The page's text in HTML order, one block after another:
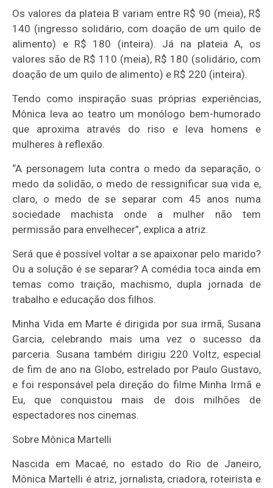
Os valores da plateia B variam entre R$ 90 (meia), R$
140 (ingresso solidário, com doação de um quilo de
alimento) e R$ 180 (inteira). Já na plateia A, os
valores são de R$ 110 (meia), R$ 180 (solidário, com
doação de um quilo de alimento) e R$ 220 (inteira).
Tendo como inspiração suas próprias experiências,
Mônica leva ao teatro um monólogo bem-humorado
que aproxima através do riso e leva homens e
mulheres à reflexão.
“A personagem luta contra o medo da separação, o
medo da solidão, o medo de ressignificar sua vida e,
claro, o medo de se separar com 45 anos numa
sociedade machista onde a mulher não tem
permissão para envelhecer”, explica a atriz.
Será que é possível voltar a se apaixonar pelo marido?
Ou a solução é se separar? A comédia toca ainda em
temas como traição, machismo, dupla jornada de
trabalho e educação dos filhos.
Minha Vida em Marte é dirigida por sua irmã, Susana
Garcia, celebrando mais uma vez o sucesso da
parceria. Susana também dirigiu 220 Voltz, especial
de fim de ano na Globo, estrelado por Paulo Gustavo,
e foi responsável pela direção do filme Minha Irmã e
Eu, que conquistou mais de dois milhões de
espectadores nos cinemas.
Sobre Mônica Martelli
Nascida em Macaé, no estado do Rio de Janeiro,
Mônica Martelli é atriz, jornalista, criadora, roteirista e